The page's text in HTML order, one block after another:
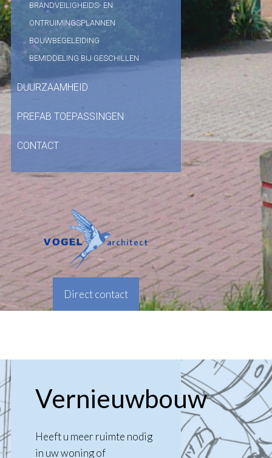
BRANDVEILIGHEIDS- EN
ONTRUIMINGSPLANNEN
BOUWBEGELEIDING
BEMIDDELING BIJ GESCHILLEN
DUURZAAMHEID
PREFAB TOEPASSINGEN
CONTACT
Direct contact
Vernieuwbouw
Heeft u meer ruimte nodig
in uw woning of